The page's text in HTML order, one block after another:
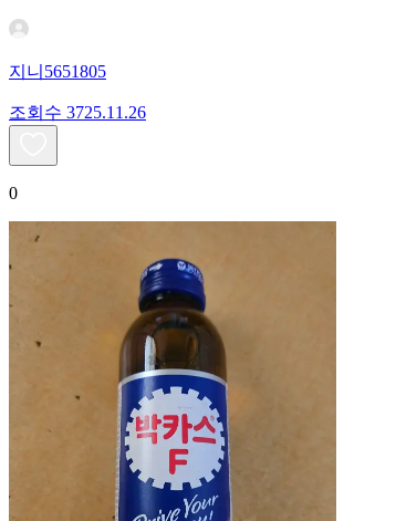
지니5651805
조회수 3725.11.26
0